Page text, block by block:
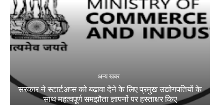
अन्य खबर
सरकार ने स्टार्टअप्‍स को बढ़ावा देने के लिए प्रमुख उद्योगपतियों के
साथ महत्‍वपूर्ण समझौता ज्ञापनों पर हस्‍ताक्षर किए